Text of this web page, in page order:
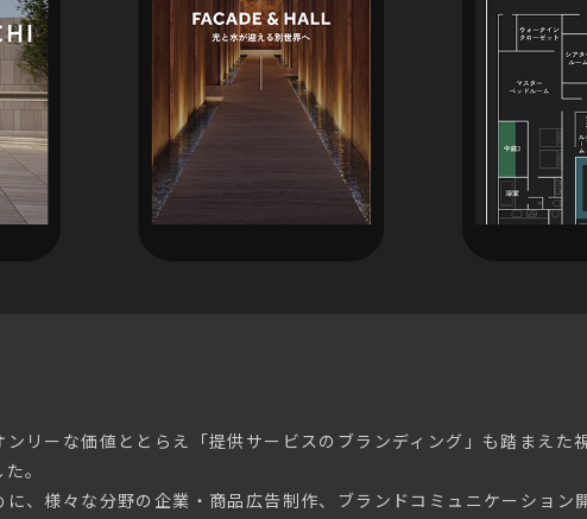
リーな価値ととらえ「提供サービスのブランディング」も踏まえた
。
、様々な分野の企業・商品広告制作、ブランドコミュニケーション